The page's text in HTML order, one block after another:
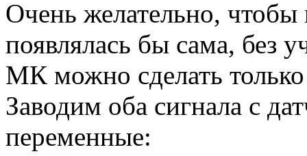
Очень желательно,
появлялась бы сама, без
МК можно сделать
Заводим оба сигнала с
переменные: